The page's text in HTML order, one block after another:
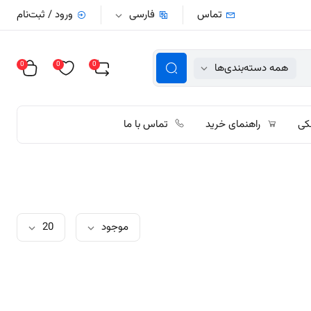
تماس فارسی ورود / ثبت‌نام
همه دسته‌بندی‌ها 0
0
0
راهنمای خرید تماس با ما
موجود 20